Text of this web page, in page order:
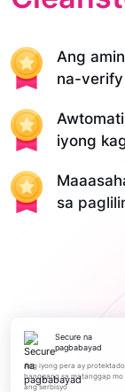
Ang
na-verify
iyong
sa
Secure na
pagbabayad
Ang iyong pera ay protektado
hanggang sa matanggap mo
ang serbisyo